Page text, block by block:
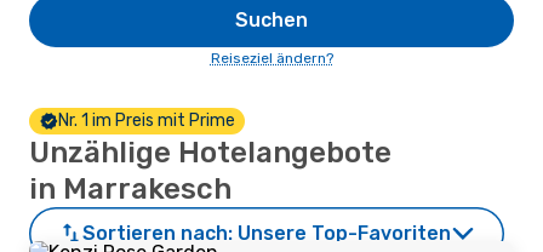
Suchen
Reiseziel ändern?
Nr. 1 im Preis mit Prime
Unzählige Hotelangebote
in Marrakesch
Sortieren nach: Unsere Top-Favoriten